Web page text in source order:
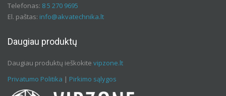
Telefonas: 8 5 270 9695
El. paštas: info@akvatechnika.lt
Daugiau produktų
Daugiau produktų ieškokite vipzone.lt
Privatumo Politika | Pirkimo sąlygos